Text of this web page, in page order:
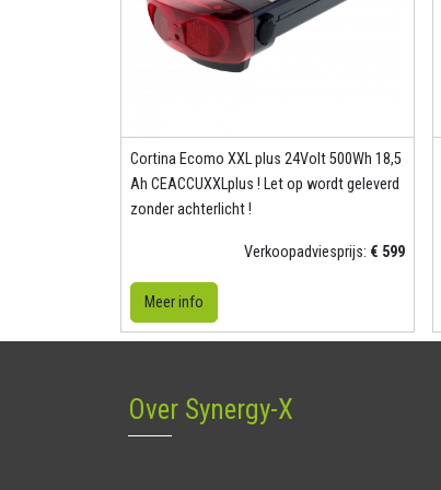
Cortina Ecomo XXL plus 24Volt 500Wh 18,5
Ah CEACCUXXLplus ! Let op wordt geleverd
zonder achterlicht !
Verkoopadviesprijs: € 599
Meer info
Over Synergy-X